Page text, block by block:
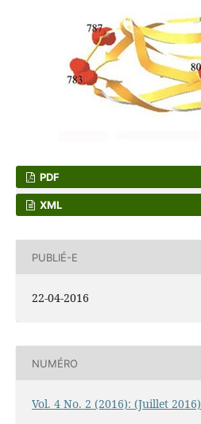
PDF
XML
PUBLIÉ-E
22-04-2016
NUMÉRO
Vol. 4 No. 2 (2016): (Juillet 2016)